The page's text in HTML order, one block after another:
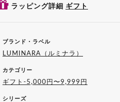
ラッピング詳細 ギフト
ブランド・ラベル
LUMINARA（ルミナラ）
カテゴリー
ギフト-5,000円〜9,999円
シリーズ